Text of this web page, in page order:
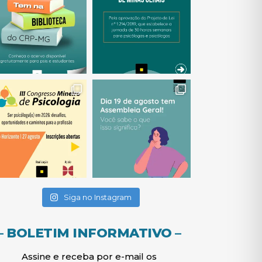
(abre em nova janela) (abre em nova janela)
Siga no Instagram(abre em nova janela)
BOLETIM INFORMATIVO –
Assine e receba por e-mail os